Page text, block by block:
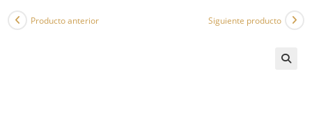
Producto anterior Siguiente producto